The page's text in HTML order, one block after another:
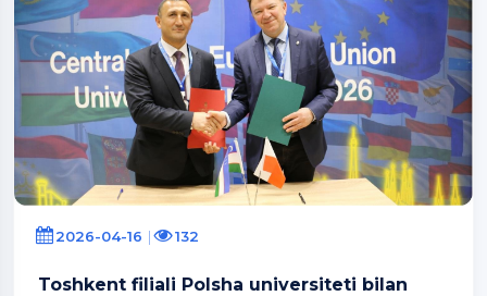
2026-04-16 132
Toshkent filiali Polsha universiteti bilan